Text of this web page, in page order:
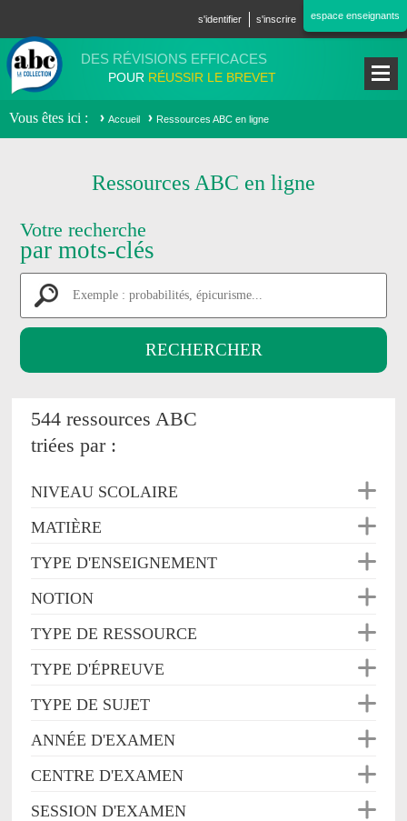
s'identifier s'inscrire espace enseignants
DES RÉVISIONS EFFICACES
POUR RÉUSSIR LE BREVET
Vous êtes ici Accueil Ressources ABC en ligne
Ressources ABC en ligne
Votre recherche
par mots-clés
544 ressources ABC
triées par :
NIVEAU SCOLAIRE
MATIÈRE
TYPE D'ENSEIGNEMENT
NOTION
TYPE DE RESSOURCE
TYPE D'ÉPREUVE
TYPE DE SUJET
ANNÉE D'EXAMEN
CENTRE D'EXAMEN
SESSION D'EXAMEN